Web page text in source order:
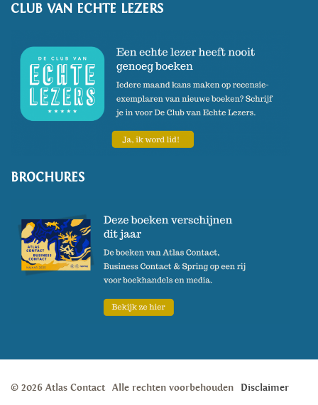
CLUB VAN ECHTE LEZERS
BROCHURES
© 2026 Atlas Contact Alle rechten voorbehouden
Disclaimer